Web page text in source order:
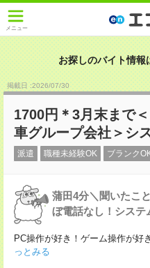
メニュー
お探しのバイト情報
掲載日 :2026/07/30
1700円＊3月末まで
車グループ会社＞シ
派遣 職種未経験OK ブランク
蒲田4分＼聞いたこ
ぼ電話なし！システ
PC操作が好き！ゲーム操作が好
っとみる